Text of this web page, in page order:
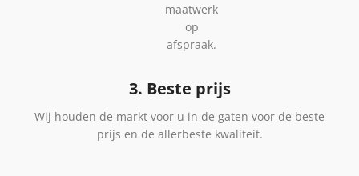
maatwerk
op
afspraak.
3. Beste prijs
Wij houden de markt voor u in de gaten voor de beste
prijs en de allerbeste kwaliteit.